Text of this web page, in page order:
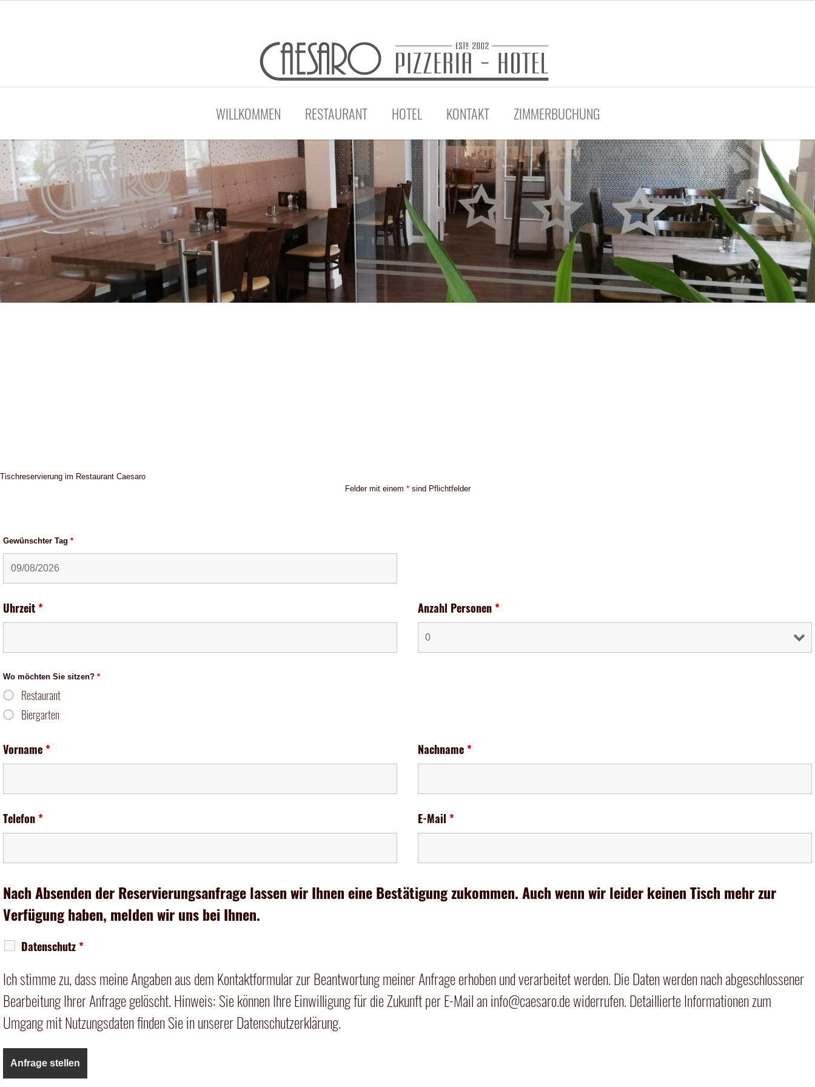
WILLKOMMEN RESTAURANT HOTEL KONTAKT ZIMMERBUCHUNG
Tischreservierung im Restaurant Caesaro
Felder mit einem *sind Pflichtfelder
Gewünschter Tag *
Uhrzeit* Anzahl Personen*
Wo möchten Sie sitzen? *
Restaurant
Biergarten
Vorname* Nachname*
Telefon* E-Mail*
Nach Absenden der Reservierungsanfrage lassen wir Ihnen eine Bestätigung zukommen. Auch wenn wir leider keinen Tisch mehr zur
Verfügung haben, melden wir uns bei Ihnen.
Datenschutz*
Ich stimme zu, dass meine Angaben aus dem Kontaktformular zur Beantwortung meiner Anfrage erhoben und verarbeitet werden. Die Daten werden nach abgeschlossener
Bearbeitung Ihrer Anfrage gelöscht. Hinweis: Sie können Ihre Einwilligung für die Zukunft per E-Mail aninfo@caesaro.dewiderrufen. Detaillierte Informationen zum
Umgang mit Nutzungsdaten finden Sie in unsererDatenschutzerklärung.